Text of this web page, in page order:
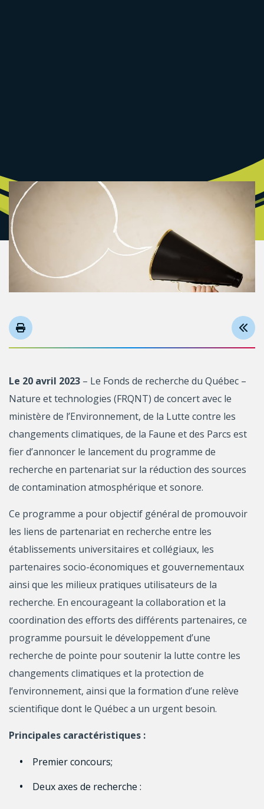
Le 20 avril 2023 – Le Fonds de recherche du Québec –
Nature et technologies (FRQNT) de concert avec le
ministère de l’Environnement, de la Lutte contre les
changements climatiques, de la Faune et des Parcs est
fier d’annoncer le lancement du programme de
recherche en partenariat sur la réduction des sources
de contamination atmosphérique et sonore.
Ce programme a pour objectif général de promouvoir
les liens de partenariat en recherche entre les
établissements universitaires et collégiaux, les
partenaires socio-économiques et gouvernementaux
ainsi que les milieux pratiques utilisateurs de la
recherche. En encourageant la collaboration et la
coordination des efforts des différents partenaires, ce
programme poursuit le développement d’une
recherche de pointe pour soutenir la lutte contre les
changements climatiques et la protection de
l’environnement, ainsi que la formation d’une relève
scientifique dont le Québec a un urgent besoin.
Principales caractéristiques :
Premier concours;
Deux axes de recherche :